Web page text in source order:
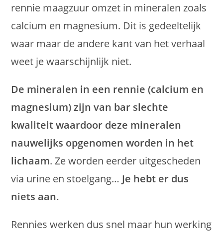
rennie maagzuur omzet in mineralen zoals
calcium en magnesium. Dit is gedeeltelijk
waar maar de andere kant van het verhaal
weet je waarschijnlijk niet.
De mineralen in een rennie (calcium en
magnesium) zijn van bar slechte
kwaliteit waardoor deze mineralen
nauwelijks opgenomen worden in het
lichaam. Ze worden eerder uitgescheden
via urine en stoelgang… Je hebt er dus
niets aan.
Rennies werken dus snel maar hun werking